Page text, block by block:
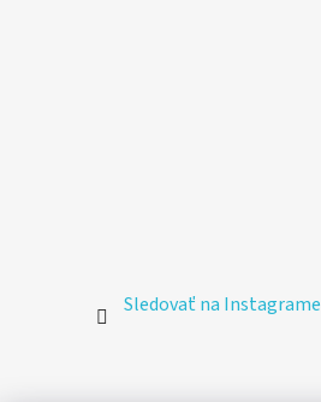
Sledovať na Instagrame